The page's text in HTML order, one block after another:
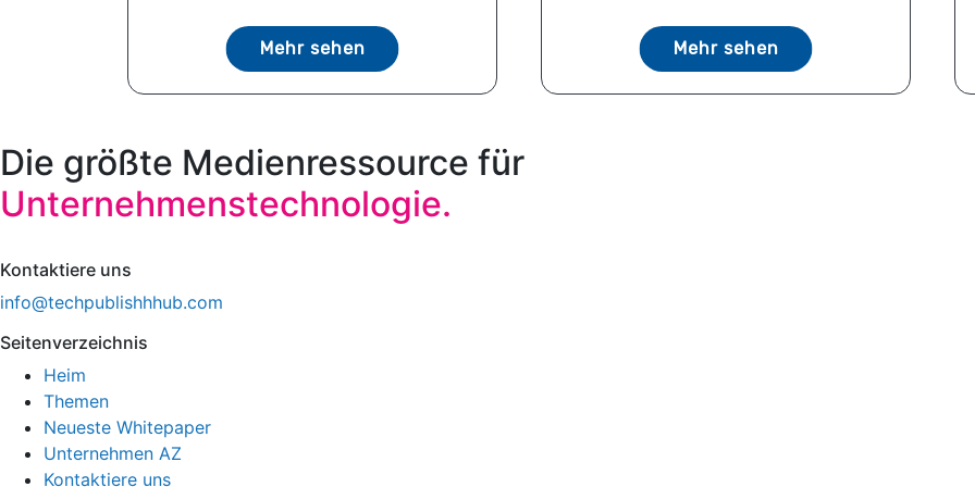
Mehr sehen Mehr sehen
Die größte Medienressource für
Unternehmenstechnologie.
Kontaktiere uns
info@techpublishhhub.com
Seitenverzeichnis
Heim
Themen
Neueste Whitepaper
Unternehmen AZ
Kontaktiere uns